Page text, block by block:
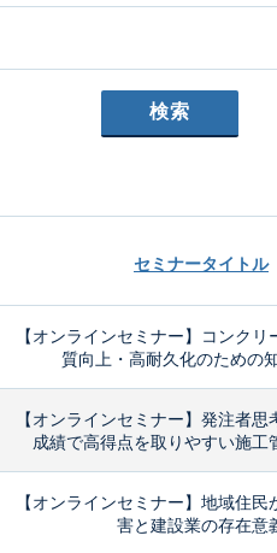
セミナータイトル
【オンラインセミナー】コンク
質向上・高耐久化のための
【オンラインセミナー】発注者
成績で高得点を取りやすい施工
【オンラインセミナー】地域住民
害と建設業の存在意